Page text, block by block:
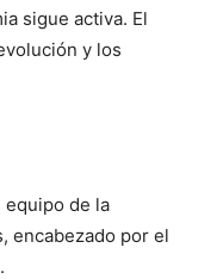
sigue activa. El
y los
equipo de la
encabezado por el